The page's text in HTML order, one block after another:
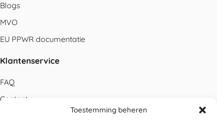
Toestemming beheren
Blogs
MVO
EU PPWR documentatie
Klantenservice
FAQ
Contact